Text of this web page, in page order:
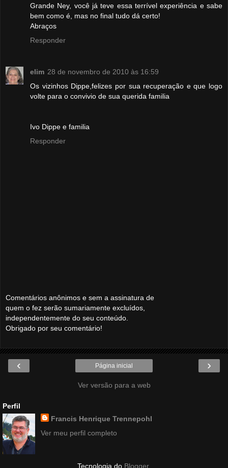
Grande Ney, você já teve essa terrível experiência e sabe
bem como é, mas no final tudo dá certo!
Abraços
Responder
elim 28 de novembro de 2010 às 16:59
Os vizinhos Dippe,felizes por sua recuperação e que logo
volte para o convivio de sua querida familia
Ivo Dippe e familia
Responder
Comentários anônimos e sem a assinatura de
quem o fez serão sumariamente excluídos,
independentemente do seu conteúdo.
Obrigado por seu comentário!
‹ ›
Página inicial
Ver versão para a web
Perfil
Francis Henrique Trennepohl
Ver meu perfil completo
Tecnologia do Blogger.